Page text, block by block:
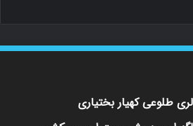
طلوعی کهیار بختیاری